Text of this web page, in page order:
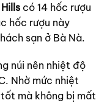
có 14 hốc rượu
hốc rượu này
sạn ở Bà Nà.
núi nên nhiệt độ
Nhờ mức nhiệt
mà không bị mất